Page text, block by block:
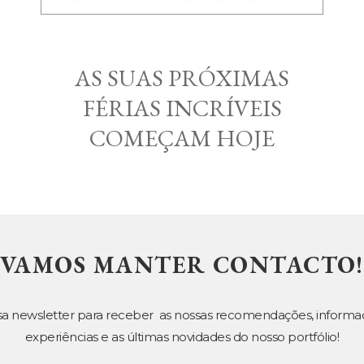
AS SUAS PRÓXIMAS
FÉRIAS INCRÍVEIS
COMEÇAM HOJE
VAMOS MANTER CONTACTO!
newsletter para receber as nossas recomendações,
experiências e as últimas novidades do nosso portfólio!